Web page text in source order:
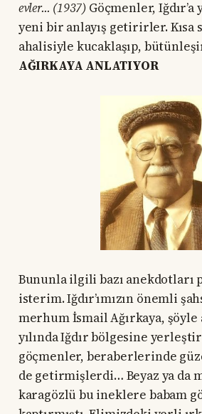
evler... (1937) Göçmenler,
yeni bir anlayış getirirler. Kısa
ahalisiyle kucaklaşıp,
AĞIRKAYA ANLATIYOR
Bununla ilgili bazı anekdotları
isterim. Iğdır’ımızın önemli
merhum İsmail Ağırkaya, şöyle
yılında Iğdır bölgesine
göçmenler, beraberlerinde
de getirmişlerdi… Beyaz ya da
karagözlü bu ineklere babam